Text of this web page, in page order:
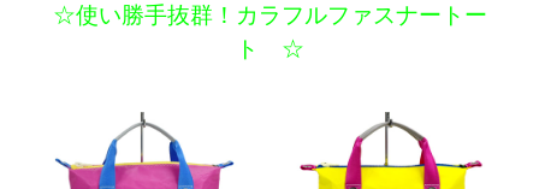
☆使い勝手抜群！カラフルファスナートー
ト ☆